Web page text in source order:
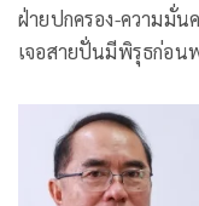
ฝ่ายปกครอง-ความมั่
เจอสายปั่นมีพิรุธก่อน
เป็นของตนเอง